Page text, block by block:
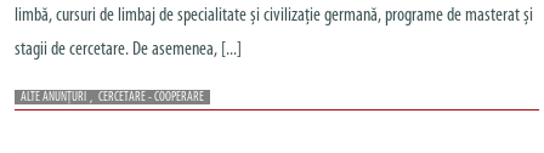
limbă, cursuri de limbaj de specialitate și civilizație germană, programe de masterat și
stagii de cercetare. De asemenea, [...]
ALTE ANUNȚURI , CERCETARE - COOPERARE